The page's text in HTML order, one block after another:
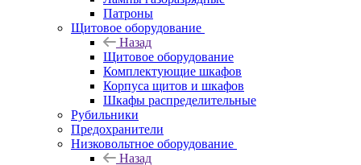
Патроны
Щитовое оборудование
Назад
Щитовое оборудование
Комплектующие шкафов
Корпуса щитов и шкафов
Шкафы распределительные
Рубильники
Предохранители
Низковольтное оборудование
Назад